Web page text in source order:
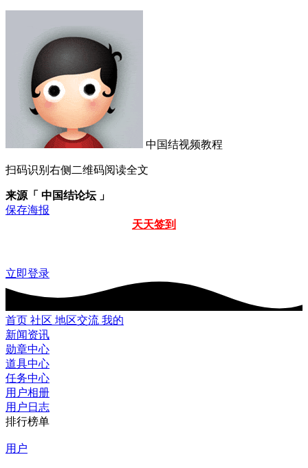
中国结视频教程
扫码识别右侧二维码阅读全文
来源「 中国结论坛 」
保存海报
天天签到
立即登录
首页 社区 地区交流 我的
新闻资讯
勋章中心
道具中心
任务中心
用户相册
用户日志
排行榜单
用户